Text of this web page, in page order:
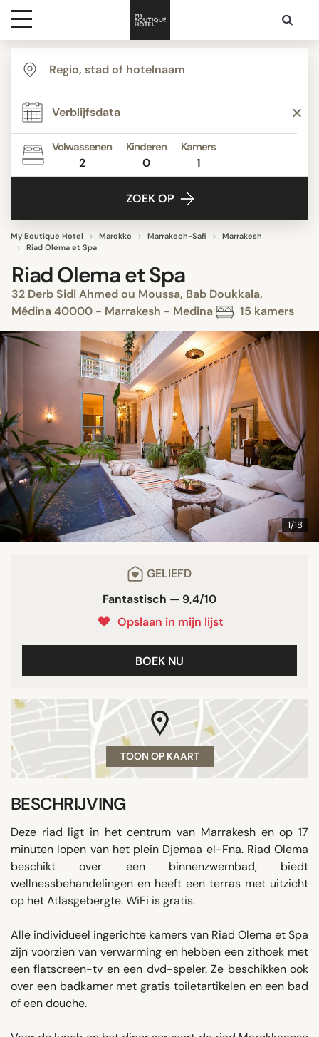
Bestemmingen
Hoteltypes
Contact
Volwassenen
2
Kinderen
0
Kamers
1
ZOEK OP
My Boutique Hotel Marokko Marrakech-Safi
Marrakesh
Riad Olema et Spa
Riad Olema et Spa
32 Derb Sidi Ahmed ou Moussa, Bab Doukkala,
Médina 40000 - Marrakesh - Medina
15 kamers
1/18
GELIEFD
Fantastisch — 9,4/10
Opslaan in mijn lijst
BOEK NU
TOON OP KAART
BESCHRIJVING
Deze riad ligt in het centrum van Marrakesh en op 17
minuten lopen van het plein Djemaa el-Fna. Riad Olema
beschikt over een binnenzwembad, biedt
wellnessbehandelingen en heeft een terras met uitzicht
op het Atlasgebergte. WiFi is gratis.
Alle individueel ingerichte kamers van Riad Olema et Spa
zijn voorzien van verwarming en hebben een zithoek met
een flatscreen-tv en een dvd-speler. Ze beschikken ook
over een badkamer met gratis toiletartikelen en een bad
of een douche.